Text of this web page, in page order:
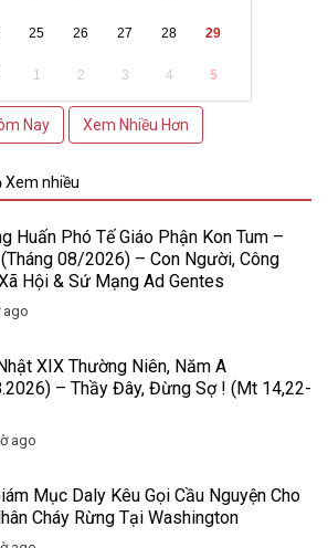
25 26 27 28 29
1 2 3 4 5
Nay Xem Nhiều Hơn
Xem nhiều
Huấn Phó Tế Giáo Phận Kon Tum –
08/2026) – Con Người, Công
Hội & Sứ Mạng Ad Gentes
XIX Thường Niên, Năm A
– Thầy Đây, Đừng Sợ ! (Mt 14,22-
ago
Mục Daly Kêu Gọi Cầu Nguyện Cho
Cháy Rừng Tại Washington